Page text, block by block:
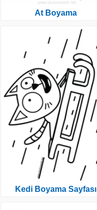
At Boyama
Kedi Boyama Sayfası